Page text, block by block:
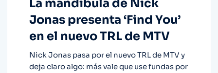
La mandíbula de Nick
Jonas presenta ‘Find You’
en el nuevo TRL de MTV
Nick Jonas pasa por el nuevo TRL de MTV y
deja claro algo: más vale que use fundas por